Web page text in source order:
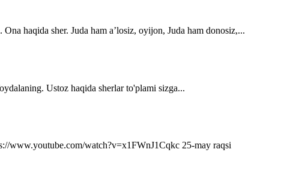
haqida sher. Juda ham a’losiz, oyijon, Juda ham donosiz,...
Ustoz haqida sherlar to'plami sizga...
www.youtube.com/watch?v=x1FWnJ1Cqkc 25-may raqsi